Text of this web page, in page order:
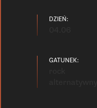
DZIEŃ:
GATUNEK: